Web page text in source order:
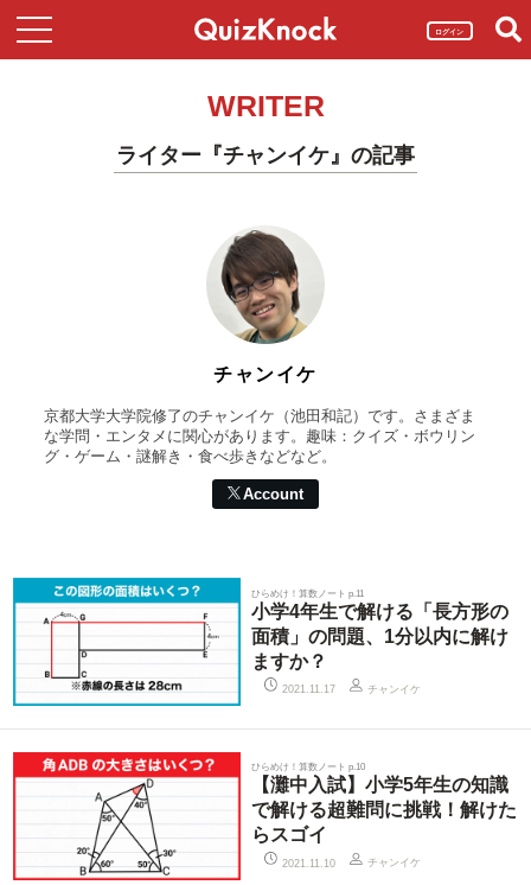
ログイン
WRITER
ライター『チャンイケ』の記事
チャンイケ
京都大学大学院修了のチャンイケ（池田和記）です。さまざま
な学問・エンタメに関心があります。趣味：クイズ・ボウリン
グ・ゲーム・謎解き・食べ歩きなどなど。
Account
ひらめけ！算数ノート p.11
小学4年生で解ける「長方形の
面積」の問題、1分以内に解け
ますか？
2021.11.17 チャンイケ
ひらめけ！算数ノート p.10
【灘中入試】小学5年生の知識
で解ける超難問に挑戦！解けた
らスゴイ
2021.11.10 チャンイケ